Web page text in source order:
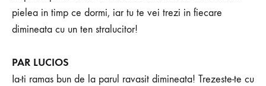
pielea in timp ce dormi, iar tu te vei trezi in fiecare
dimineata cu un ten stralucitor!
PAR LUCIOS
Ia-ti ramas bun de la parul ravasit dimineata! Trezeste-te cu